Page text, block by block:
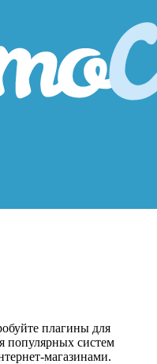
плагины для
популярных систем
магазинами.